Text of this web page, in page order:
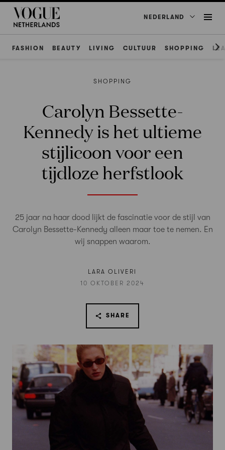
NEDERLAND
FASHION BEAUTY LIVING CULTUUR SHOPPING
SHOPPING
Carolyn Bessette-
Kennedy is het ultieme
stijlicoon voor een
tijdloze herfstlook
25 jaar na haar dood lijkt de fascinatie voor de stijl van
Carolyn Bessette-Kennedy alleen maar toe te nemen. En
wij snappen waarom.
LARA OLIVERI
10 OKTOBER 2024
SHARE